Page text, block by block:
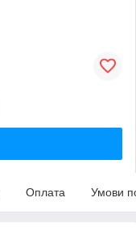
Оплата Умови